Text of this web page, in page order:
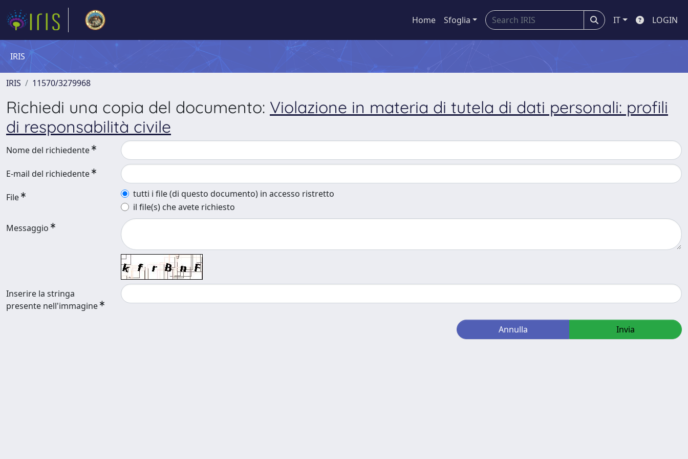
Home Sfoglia IT LOGIN
IRIS
IRIS 11570/3279968
Richiedi una copia del documento: Violazione in materia di tutela di dati personali: profili
di responsabilità civile
Nome del richiedente
E-mail del richiedente
File
tutti i file (di questo documento) in accesso ristretto
il file(s) che avete richiesto
Messaggio
Inserire la stringa
presente nell'immagine
Annulla Invia